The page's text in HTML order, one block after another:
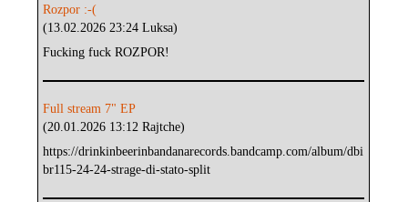
Rozpor :-(
(13.02.2026 23:24 Luksa)
Fucking fuck ROZPOR!
Full stream 7" EP
(20.01.2026 13:12 Rajtche)
https://drinkinbeerinbandanarecords.bandcamp.com/album/dbi
br115-24-24-strage-di-stato-split